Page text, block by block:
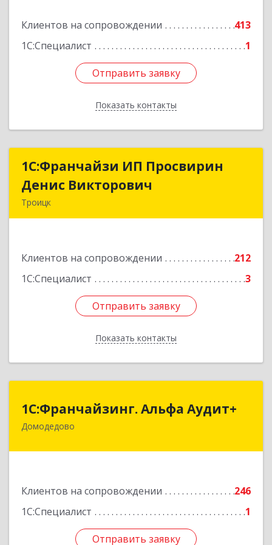
Клиентов на сопровождении
413
1С:Специалист
1
Отправить заявку
Показать контакты
Отправить заявку
Назад
1C:Франчайзи ИП Просвирин
Денис Викторович
Троицк
Клиентов на сопровождении
212
1С:Специалист
3
Отправить заявку
Показать контакты
1C:Франчайзи ИП Просвирин
Денис Викторович
Подробнее
Отправить заявку
Назад
1С:Франчайзинг. Альфа Аудит+
Домодедово
Клиентов на сопровождении
246
1С:Специалист
1
Отправить заявку
1С:Франчайзинг. Альфа Аудит+
142001, Московская обл, Домодедово г,
Отправить заявку